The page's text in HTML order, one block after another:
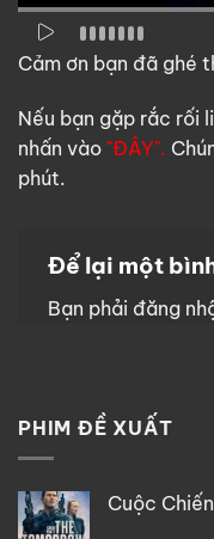
Cảm ơn bạn đã ghé
Nếu bạn gặp rắc rối
nhấn vào "ĐÂY".
phút.
Để lại một
Bạn phải đăng
PHIM ĐỀ XUẤT
Cuộc